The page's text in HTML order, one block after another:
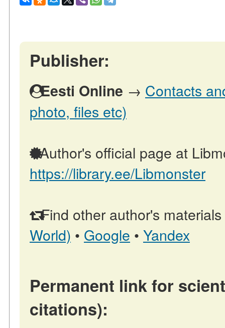
Publisher:
Eesti Online → Contacts
photo, files etc)
Author's official page at
https://library.ee/Libmonster
Find other author's
World) • Google • Yandex
Permanent link for
citations):